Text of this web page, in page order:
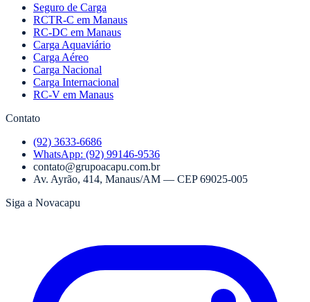
Seguro de Carga
RCTR-C em Manaus
RC-DC em Manaus
Carga Aquaviário
Carga Aéreo
Carga Nacional
Carga Internacional
RC-V em Manaus
Contato
(92) 3633-6686
WhatsApp: (92) 99146-9536
contato@grupoacapu.com.br
Av. Ayrão, 414, Manaus/AM — CEP69025-005
Siga a Novacapu